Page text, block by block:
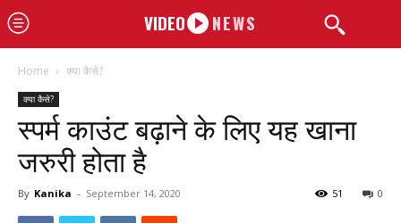
VIDEO NEWS
Home क्या कैसे?
क्या कैसे?
स्पर्म काउंट बढ़ाने के लिए यह खाना
जरुरी होता है
By Kanika - September 14, 2020 0
51